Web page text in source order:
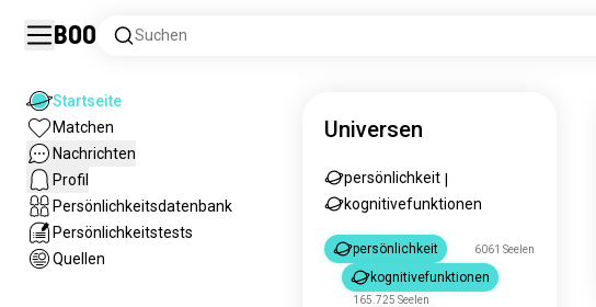
Boo Suchen
Startseite
Matchen
Nachrichten
Profil
Persönlichkeitsdatenbank
Persönlichkeitstests
Quellen
Universen
persönlichkeit
kognitivefunktionen
persönlichkeit 6061 Seelen
kognitivefunktionen
165.725 Seelen